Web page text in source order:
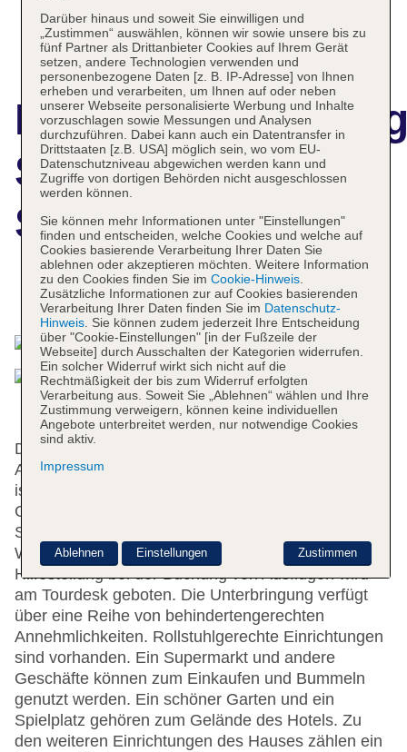
Scandic Tampere
Station
Das bietet Ihre Unterkunft
Das Hotel bietet 200 Zimmer und verfügt über einen
Aufzug. Das freundliche Personal an der Rezeption
ist gerne bei allen Fragen behilflich. Eine
Garderobe, eine Gepäckaufbewahrung und ein
Safe gehören zur Einrichtung des Hauses. Per
WLAN erhalten die Gäste Zugang zum Internet.
Hilfestellung bei der Buchung von Ausflügen wird
am Tourdesk geboten. Die Unterbringung verfügt
über eine Reihe von behindertengerechten
Annehmlichkeiten. Rollstuhlgerechte Einrichtungen
sind vorhanden. Ein Supermarkt und andere
Geschäfte können zum Einkaufen und Bummeln
genutzt werden. Ein schöner Garten und ein
Spielplatz gehören zum Gelände des Hotels. Zu
den weiteren Einrichtungen des Hauses zählen ein
Darüber hinaus und soweit Sie einwilligen und
„Zustimmen“ auswählen, können wir sowie unsere bis zu
fünf Partner als Drittanbieter Cookies auf Ihrem Gerät
setzen, andere Technologien verwenden und
personenbezogene Daten [z. B. IP-Adresse] von Ihnen
erheben und verarbeiten, um Ihnen auf oder neben
unserer Webseite personalisierte Werbung und Inhalte
vorzuschlagen sowie Messungen und Analysen
durchzuführen. Dabei kann auch ein Datentransfer in
Drittstaaten [z.B. USA] möglich sein, wo vom EU-
Datenschutzniveau abgewichen werden kann und
Zugriffe von dortigen Behörden nicht ausgeschlossen
werden können.
Sie können mehr Informationen unter "Einstellungen"
finden und entscheiden, welche Cookies und welche auf
Cookies basierende Verarbeitung Ihrer Daten Sie
ablehnen oder akzeptieren möchten. Weitere Information
zu den Cookies finden Sie im Cookie-Hinweis.
Zusätzliche Informationen zur auf Cookies basierenden
Verarbeitung Ihrer Daten finden Sie im Datenschutz-
Hinweis. Sie können zudem jederzeit Ihre Entscheidung
über "Cookie-Einstellungen" [in der Fußzeile der
Webseite] durch Ausschalten der Kategorien widerrufen.
Ein solcher Widerruf wirkt sich nicht auf die
Rechtmäßigkeit der bis zum Widerruf erfolgten
Verarbeitung aus. Soweit Sie „Ablehnen“ wählen und Ihre
Zustimmung verweigern, können keine individuellen
Angebote unterbreitet werden, nur notwendige Cookies
sind aktiv.
Impressum
Zustimmen
Ablehnen Einstellungen